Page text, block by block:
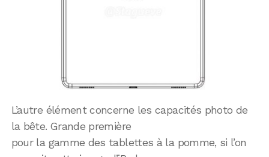
L’autre élément concerne les capacités photo de
la bête. Grande première
pour la gamme des tablettes à la pomme, si l’on